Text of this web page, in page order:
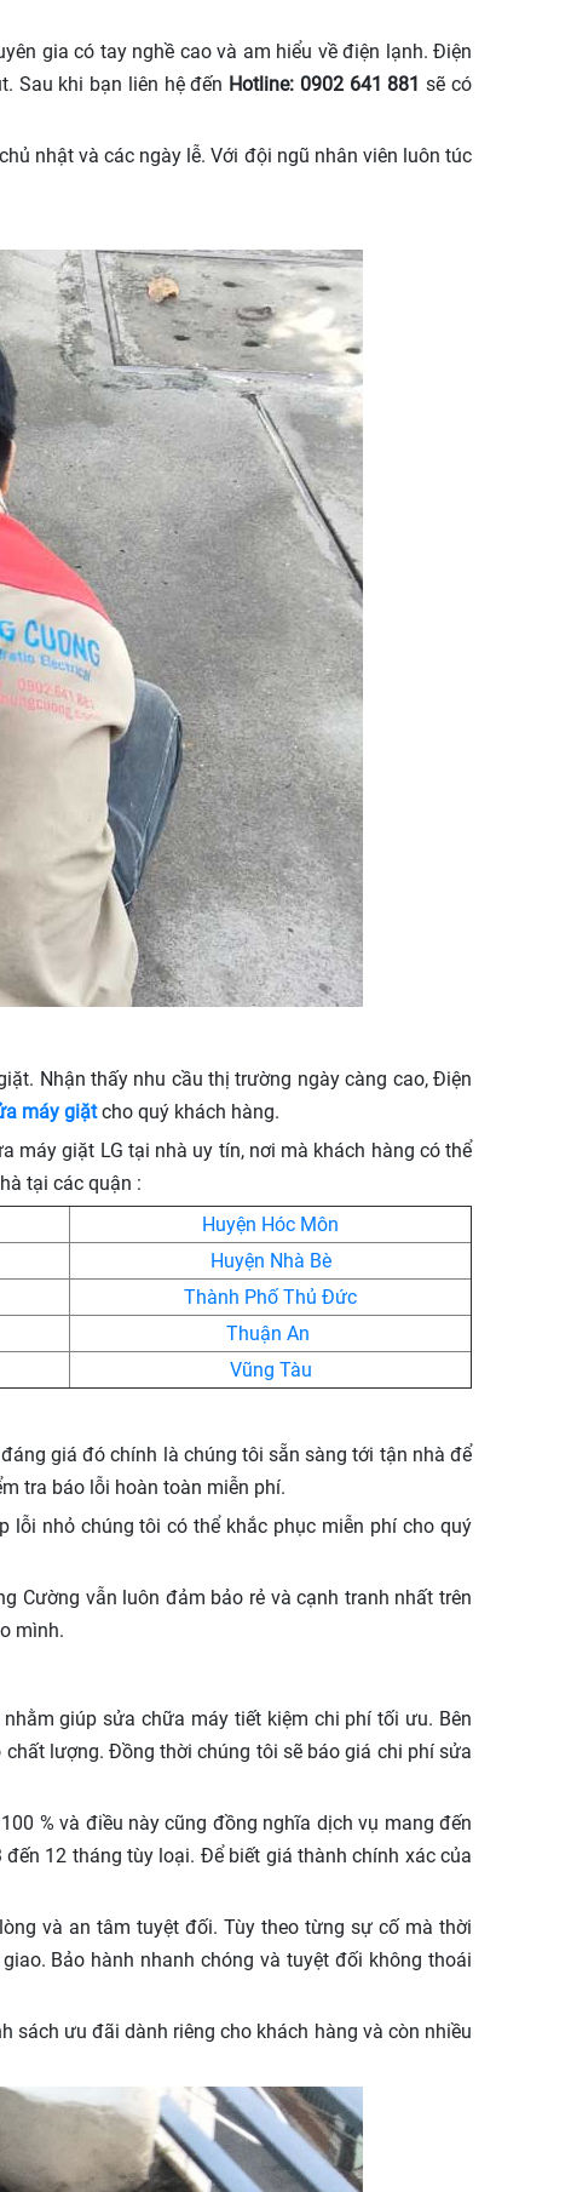
gia có tay nghề cao và am hiểu về điện lạnh. Điện
Sau khi bạn liên hệ đến Hotline: 0902 641 881sẽ có
nhật và các ngày lễ. Với đội ngũ nhân viên luôn túc
Nhận thấy nhu cầu thị trường ngày càng cao, Điện
máy giặtcho quý khách hàng.
giặt LG tại nhà uy tín, nơi mà khách hàng có thể
tại các quận :
Huyện Hóc Môn
Huyện Nhà Bè
Thành Phố Thủ Đức
Thuận An
Vũng Tàu
giá đó chính là chúng tôi sẵn sàng tới tận nhà để
tra báo lỗi hoàn toàn miễn phí.
lỗi nhỏ chúng tôi có thể khắc phục miễn phí cho quý
Cường vẫn luôn đảm bảo rẻ và cạnh tranh nhất trên
mình.
giúp sửa chữa máy tiết kiệm chi phí tối ưu. Bên
lượng. Đồng thời chúng tôi sẽ báo giá chi phí sửa
% và điều này cũng đồng nghĩa dịch vụ mang đến
12 tháng tùy loại. Để biết giá thành chính xác của
và an tâm tuyệt đối. Tùy theo từng sự cố mà thời
Bảo hành nhanh chóng và tuyệt đối không thoái
sách ưu đãi dành riêng cho khách hàng và còn nhiều